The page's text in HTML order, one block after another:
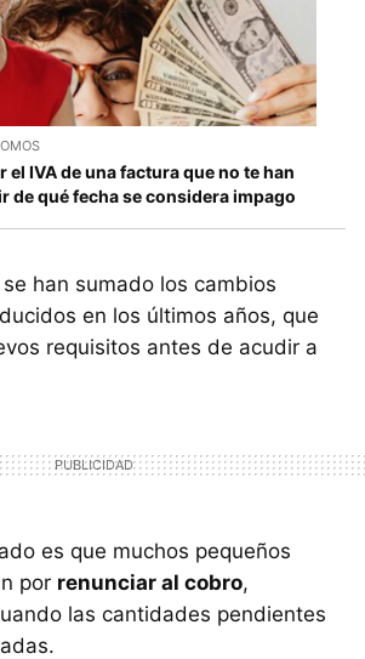
el IVA de una factura que no te han
de qué fecha se considera impago
han sumado los cambios
en los últimos años, que
requisitos antes de acudir a
es que muchos pequeños
por renunciar al cobro,
las cantidades pendientes